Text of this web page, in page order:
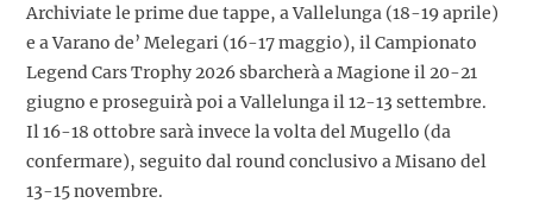
Archiviate le prime due tappe, a Vallelunga (18-19 aprile)
e a Varano de’ Melegari (16-17 maggio), il Campionato
Legend Cars Trophy 2026 sbarcherà a Magione il 20-21
giugno e proseguirà poi a Vallelunga il 12-13 settembre.
Il 16-18 ottobre sarà invece la volta del Mugello (da
confermare), seguito dal round conclusivo a Misano del
13-15 novembre.